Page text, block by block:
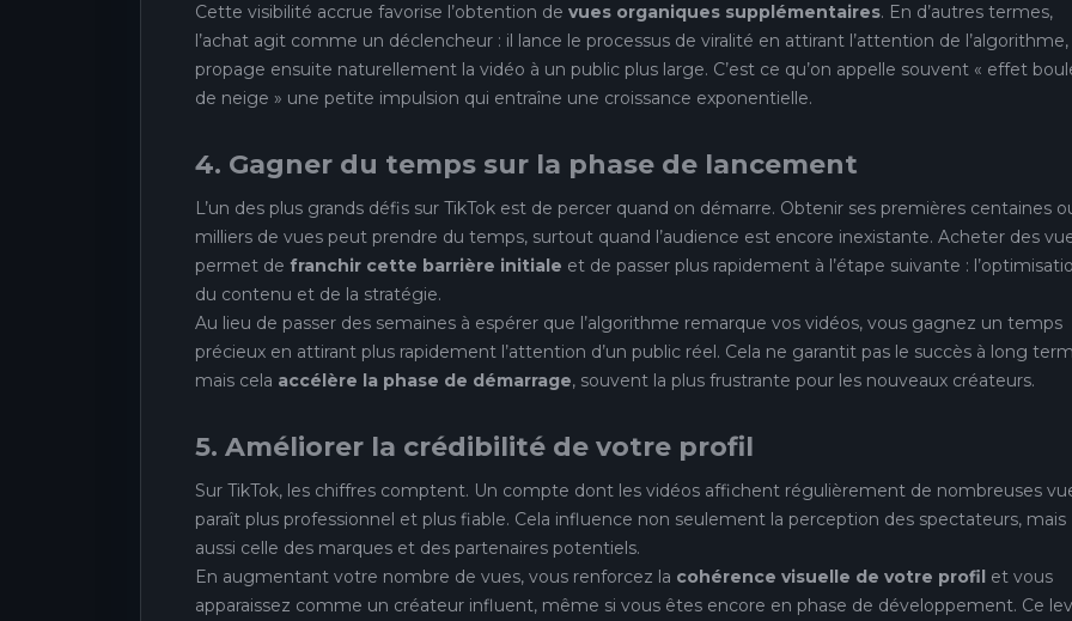
Cette visibilité accrue favorise l’obtention de vues organiques supplémentaires. En d’autres termes,
l’achat agit comme un déclencheur : il lance le processus de viralité en attirant l’attention de l’algorithme,
propage ensuite naturellement la vidéo à un public plus large. C’est ce qu’on appelle souvent « effet
de neige » une petite impulsion qui entraîne une croissance exponentielle.
4. Gagner du temps sur la phase de lancement
L’un des plus grands défis sur TikTok est de percer quand on démarre. Obtenir ses premières centaines
milliers de vues peut prendre du temps, surtout quand l’audience est encore inexistante. Acheter des
permet de franchir cette barrière initiale et de passer plus rapidement à l’étape suivante :
du contenu et de la stratégie.
Au lieu de passer des semaines à espérer que l’algorithme remarque vos vidéos, vous gagnez un temps
précieux en attirant plus rapidement l’attention d’un public réel. Cela ne garantit pas le succès à long
mais cela accélère la phase de démarrage, souvent la plus frustrante pour les nouveaux créateurs.
5. Améliorer la crédibilité de votre profil
Sur TikTok, les chiffres comptent. Un compte dont les vidéos affichent régulièrement de nombreuses
paraît plus professionnel et plus fiable. Cela influence non seulement la perception des spectateurs, mais
aussi celle des marques et des partenaires potentiels.
En augmentant votre nombre de vues, vous renforcez la cohérence visuelle de votre profil et vous
apparaissez comme un créateur influent, même si vous êtes encore en phase de développement. Ce